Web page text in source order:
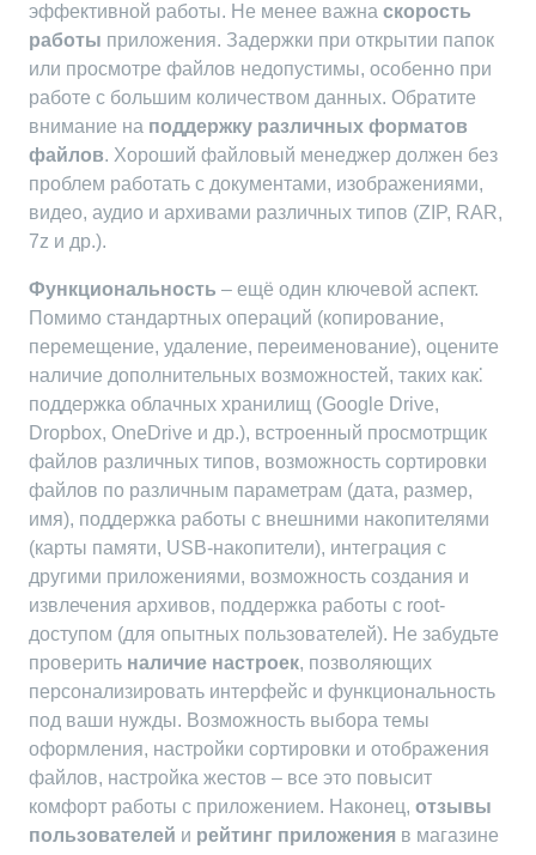
эффективной работы. Не менее важна скорость
работы приложения. Задержки при открытии папок
или просмотре файлов недопустимы, особенно при
работе с большим количеством данных. Обратите
внимание на поддержку различных форматов
файлов. Хороший файловый менеджер должен без
проблем работать с документами, изображениями,
видео, аудио и архивами различных типов (ZIP, RAR,
7z и др.).
Функциональность – ещё один ключевой аспект.
Помимо стандартных операций (копирование,
перемещение, удаление, переименование), оцените
наличие дополнительных возможностей, таких как⁚
поддержка облачных хранилищ (Google Drive,
Dropbox, OneDrive и др.), встроенный просмотрщик
файлов различных типов, возможность сортировки
файлов по различным параметрам (дата, размер,
имя), поддержка работы с внешними накопителями
(карты памяти, USB-накопители), интеграция с
другими приложениями, возможность создания и
извлечения архивов, поддержка работы с root-
доступом (для опытных пользователей). Не забудьте
проверить наличие настроек, позволяющих
персонализировать интерфейс и функциональность
под ваши нужды. Возможность выбора темы
оформления, настройки сортировки и отображения
файлов, настройка жестов – все это повысит
комфорт работы с приложением. Наконец, отзывы
пользователей и рейтинг приложения в магазине